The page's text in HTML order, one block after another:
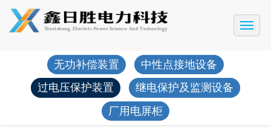
网站首页
产品展示
工程案例
新闻动态
无功补偿装置
中性点接地设备
过电压保护装置
继电保护及监测设备
厂用电屏柜